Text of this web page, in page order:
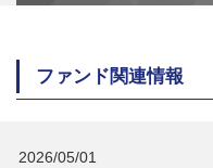
ファンド関連情報
2026/05/01